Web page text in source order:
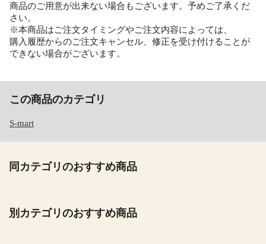
商品のご用意が出来ない場合もございます。予めご了承くだ
さい。
※本商品はご注文タイミングやご注文内容によっては、
購入履歴からのご注文キャンセル、修正を受け付けることが
できない場合がございます。
この商品のカテゴリ
S-mart
同カテゴリのおすすめ商品
別カテゴリのおすすめ商品